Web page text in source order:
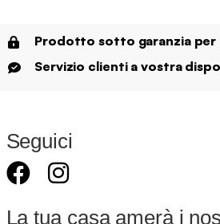
Prodotto sotto garanzia per
Servizio clienti a vostra
Seguici
La tua casa amerà i